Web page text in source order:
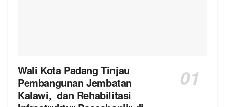
Wali Kota Padang Tinjau
Pembangunan Jembatan
Kalawi, dan Rehabilitasi